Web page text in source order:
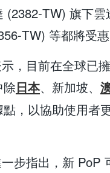
(2382-TW) 旗下
TW) 等都將受
，目前在全球已
日本、新加坡、
，以協助使用者
步指出，新 PoP